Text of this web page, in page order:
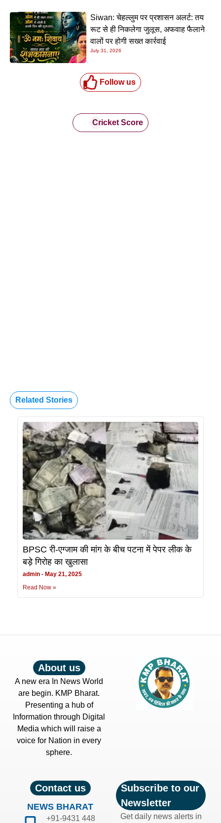
Siwan: चेहल्लुम पर प्रशासन अलर्ट: तय
रूट से ही निकलेगा जुलूस, अफवाह फैलाने
वालों पर होगी सख्त कार्रवाई
July 31, 2026
Follow us
Cricket Score
Related Stories
BPSC री-एग्जाम की मांग के बीच पटना में पेपर लीक के
बड़े गिरोह का खुलासा
admin
May 21, 2025
Read Now »
About us
A new era In News World
are begin. KMP Bharat.
Presenting a hub of
Information through Digital
Media which will raise a
voice for Nation in every
sphere.
Contact us
NEWS BHARAT
+91-9431 448
Subscribe to our
Newsletter
Get daily news alerts in